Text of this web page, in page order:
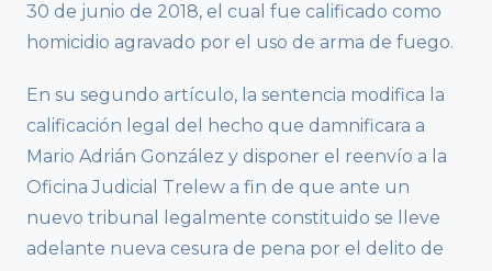
30 de junio de 2018, el cual fue calificado como
homicidio agravado por el uso de arma de fuego.
En su segundo artículo, la sentencia modifica la
calificación legal del hecho que damnificara a
Mario Adrián González y disponer el reenvío a la
Oficina Judicial Trelew a fin de que ante un
nuevo tribunal legalmente constituido se lleve
adelante nueva cesura de pena por el delito de